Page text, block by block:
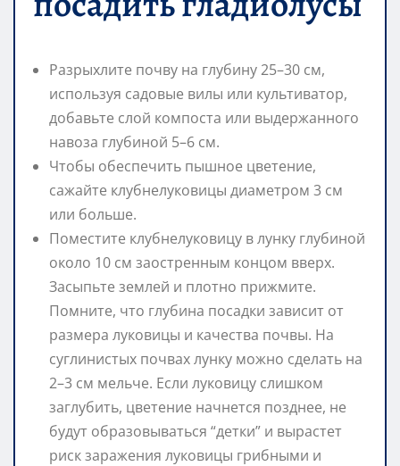
Разрыхлите почву на глубину 25–30 см,
используя садовые вилы или культиватор,
добавьте слой компоста или выдержанного
навоза глубиной 5–6 см.
Чтобы обеспечить пышное цветение,
сажайте клубнелуковицы диаметром 3 см
или больше.
Поместите клубнелуковицу в лунку глубиной
около 10 см заостренным концом вверх.
Засыпьте землей и плотно прижмите.
Помните, что глубина посадки зависит от
размера луковицы и качества почвы. На
суглинистых почвах лунку можно сделать на
2–3 см мельче. Если луковицу слишком
заглубить, цветение начнется позднее, не
будут образовываться “детки” и вырастет
риск заражения луковицы грибными и